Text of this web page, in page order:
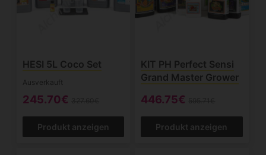
HESI 5L Coco Set
Ausverkauft
245.70€
Produkt anzeigen
KIT PH Perfect Sensi
Grand Master Grower
446.75€
Produkt anzeigen